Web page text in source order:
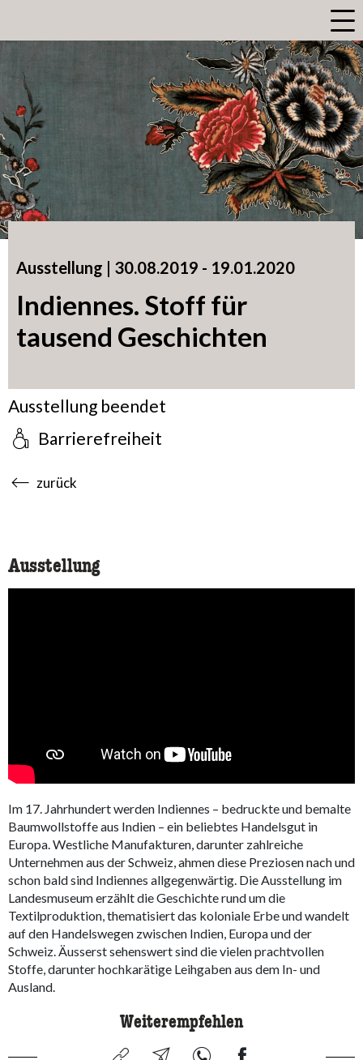
Indiennes. Stoff für
tausend Geschichten
Ausstellung | 30.08.2019 accessibility.time_to
- 19.01.2020
Ausstellung beendet
Barrierefreiheit
accessibility.sr-only.body-term
zurück
Ausstellung
Im 17. Jahrhundert werden Indiennes – bedruckte und bemalte
Baumwollstoffe aus Indien – ein beliebtes Handelsgut in
Europa. Westliche Manufakturen, darunter zahlreiche
Unternehmen aus der Schweiz, ahmen diese Preziosen nach und
schon bald sind Indiennes allgegenwärtig. Die Ausstellung im
Landesmuseum erzählt die Geschichte rund um die
Textilproduktion, thematisiert das koloniale Erbe und wandelt
auf den Handelswegen zwischen Indien, Europa und der
Schweiz. Äusserst sehenswert sind die vielen prachtvollen
Stoffe, darunter hochkarätige Leihgaben aus dem In- und
Ausland.
Weiterempfehlen